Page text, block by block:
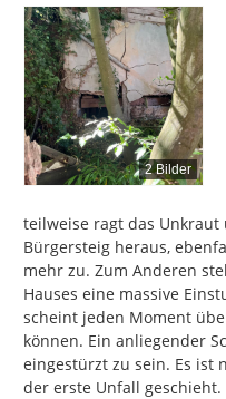
2 Bilder
teilweise ragt das
Bürgersteig heraus,
mehr zu. Zum Anderen
Hauses eine massive
scheint jeden Moment
können. Ein anliegender
eingestürzt zu sein. Es ist
der erste Unfall geschieht.